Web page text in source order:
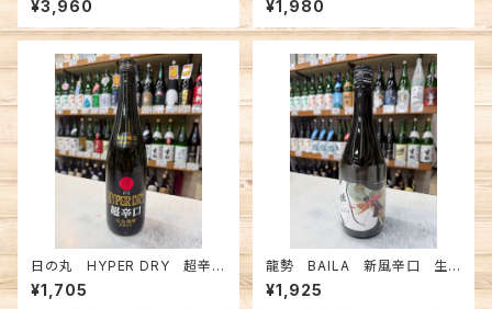
¥3,960 ¥1,980
日の丸 HYPER DRY 超辛
口 特別純米一度火入原酒 7
20ml
¥1,705
龍勢 BAILA 新風辛口 生も
と特別純米 720ml
¥1,925